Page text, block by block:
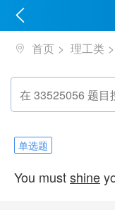
首页 理工类
单选题
You mustshine